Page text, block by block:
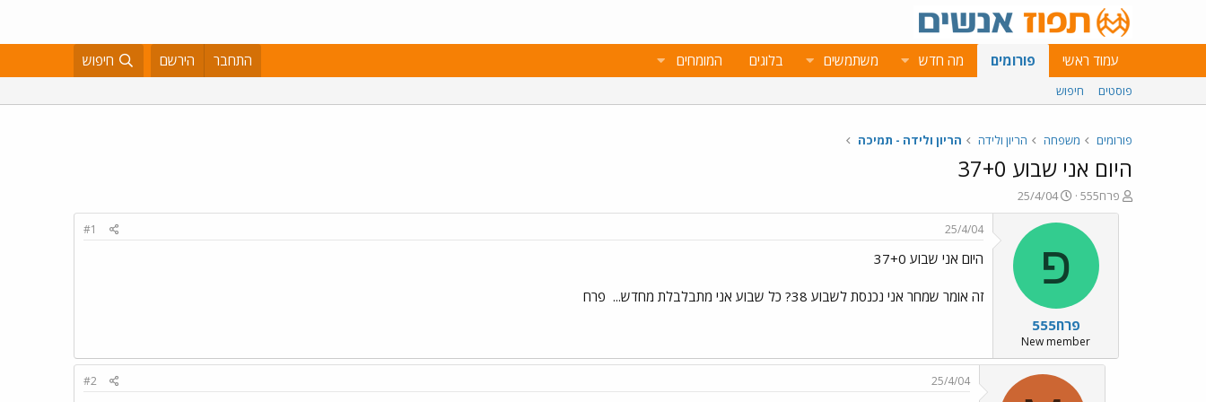
עמוד ראשי פורומים מה חדש משתמשים בלוגים המומחים התחבר הירשם חיפוש
פוסטים חיפוש
פורומים משפחה הריון ולידה הריון ולידה - תמיכה
היום אני שבוע 37+0
פ
ו
פרח555
פ
ו
ר
ם
ב
א
ר
י
ך
25/4/04
פ
פרח555
New member
25/4/04
#1
היום אני שבוע 37+0
זה אומר שמחר אני נכנסת לשבוע 38? כל שבוע אני מתבלבלת מחדש... פרח
25/4/04
#2